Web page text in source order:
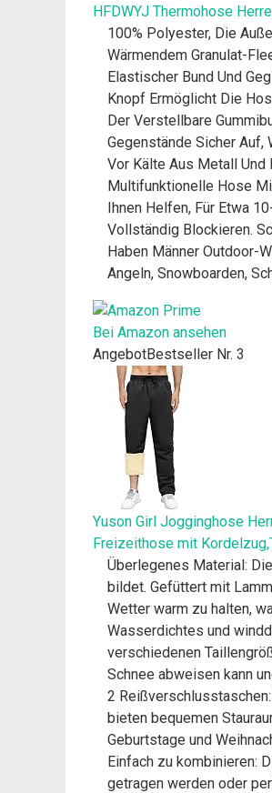
HFDWYJ Thermohose
100% Polyester, Die
Wärmendem Granulat-
Elastischer Bund Und
Knopf Ermöglicht Die
Der Verstellbare
Gegenstände Sicher
Vor Kälte Aus Metall
Multifunktionelle Hose
Ihnen Helfen, Für Etwa
Vollständig Blockieren.
Haben Männer Outdoor-
Angeln, Snowboarden,
Bei Amazon ansehen
AngebotBestseller Nr. 3
Yuson Girl Jogginghose
Freizeithose mit
Überlegenes Material:
bildet. Gefüttert mit
Wetter warm zu halten,
Wasserdichtes und
verschiedenen
Schnee abweisen kann
2
bieten bequemen
Geburtstage und
Einfach zu kombinieren:
getragen werden oder